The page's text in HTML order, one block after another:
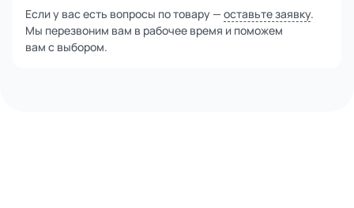
Если у вас есть вопросы по товару — оставьте заявку.
Мы перезвоним вам в рабочее время и поможем
вам с выбором.